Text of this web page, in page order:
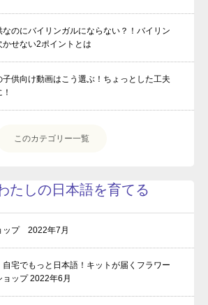
なのにバイリンガルにならない？！バイリン
かせない2ポイントとは
供向け動画はこう選ぶ！ちょっとした工夫
このカテゴリー一覧
たしの日本語を育てる
ップ 2022年7月
宅でもっと日本語！キットが届くフラワー
ョップ 2022年6月